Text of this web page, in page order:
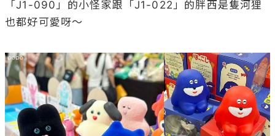
「J1-090」的小怪家跟「J1-022」的胖西是隻河狸
也都好可愛呀～